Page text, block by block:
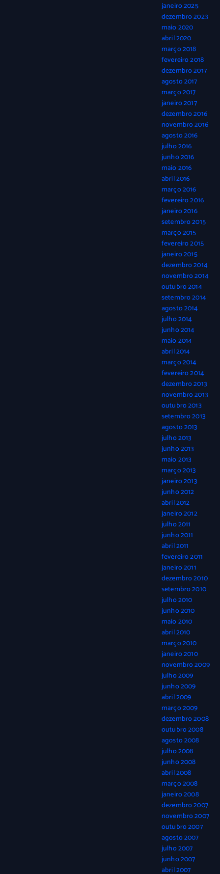
janeiro 2025
dezembro 2023
maio 2020
abril 2020
março 2018
fevereiro 2018
dezembro 2017
agosto 2017
março 2017
janeiro 2017
dezembro 2016
novembro 2016
agosto 2016
julho 2016
junho 2016
maio 2016
abril 2016
março 2016
fevereiro 2016
janeiro 2016
setembro 2015
março 2015
fevereiro 2015
janeiro 2015
dezembro 2014
novembro 2014
outubro 2014
setembro 2014
agosto 2014
julho 2014
junho 2014
maio 2014
abril 2014
março 2014
fevereiro 2014
dezembro 2013
novembro 2013
outubro 2013
setembro 2013
agosto 2013
julho 2013
junho 2013
maio 2013
março 2013
janeiro 2013
junho 2012
abril 2012
janeiro 2012
julho 2011
junho 2011
abril 2011
fevereiro 2011
janeiro 2011
dezembro 2010
setembro 2010
julho 2010
junho 2010
maio 2010
abril 2010
março 2010
janeiro 2010
novembro 2009
julho 2009
junho 2009
abril 2009
março 2009
dezembro 2008
outubro 2008
agosto 2008
julho 2008
junho 2008
abril 2008
março 2008
janeiro 2008
dezembro 2007
novembro 2007
outubro 2007
agosto 2007
julho 2007
junho 2007
abril 2007